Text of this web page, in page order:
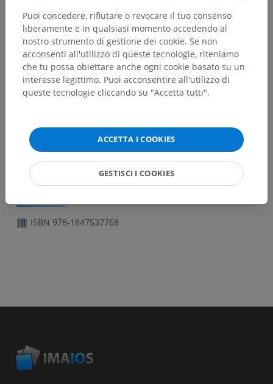
Improving MRI contrast: Imaging water and fat(5)
Imaging water and fat
Fat signal suppression by short TI inversion-recovery
(STIR)
Selective excitation
Silicon imaging
ISBN 978-1847537768
Puoi concedere, rifiutare o revocare il tuo consenso
liberamente e in qualsiasi momento accedendo al
nostro strumento di gestione dei cookie. Se non
acconsenti all'utilizzo di queste tecnologie, riteniamo
che tu possa obiettare anche ogni cookie basato su un
interesse legittimo. Puoi acconsentire all'utilizzo di
queste tecnologie cliccando su "Accetta tutti".
ACCETTA I COOKIES
GESTISCI I COOKIES